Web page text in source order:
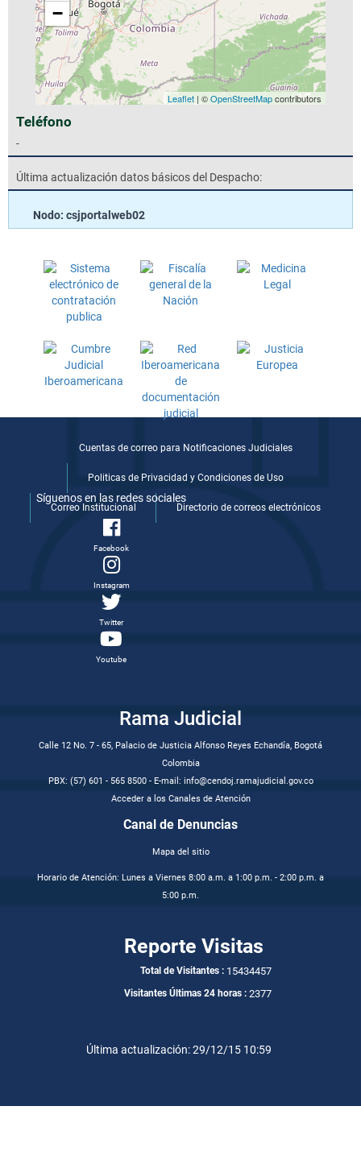
−
Leaflet| ©OpenStreetMapcontributors
Teléfono
-
Última actualización datos básicos del Despacho:
Nodo: csjportalweb02
Cuentas de correo para Notificaciones Judiciales
Politicas de Privacidad y Condiciones de Uso
Correo Institucional Directorio de correos electrónicos
Síguenos en las redes sociales
Facebook
Instagram
Twitter
Youtube
Rama Judicial
Calle 12 No. 7 - 65, Palacio de Justicia Alfonso Reyes Echandía, Bogotá
Colombia
PBX: (57) 601 - 565 8500 - E-mail: info@cendoj.ramajudicial.gov.co
Acceder a los Canales de Atención
Canal de Denuncias
Mapa del sitio
Horario de Atención: Lunes a Viernes 8:00 a.m. a 1:00 p.m. - 2:00 p.m. a
5:00 p.m.
Reporte Visitas
Total de Visitantes : 15434457
Visitantes Últimas 24 horas : 2377
Última actualización: 29/12/15 10:59